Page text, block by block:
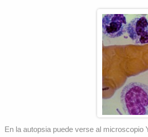
En la autopsia puede verse al microscopio